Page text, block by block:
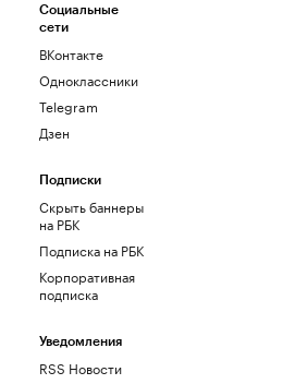
Социальные
сети
ВКонтакте
Одноклассники
Telegram
Дзен
Подписки
Скрыть баннеры
на РБК
Подписка на РБК
Корпоративная
подписка
Уведомления
RSS Новости